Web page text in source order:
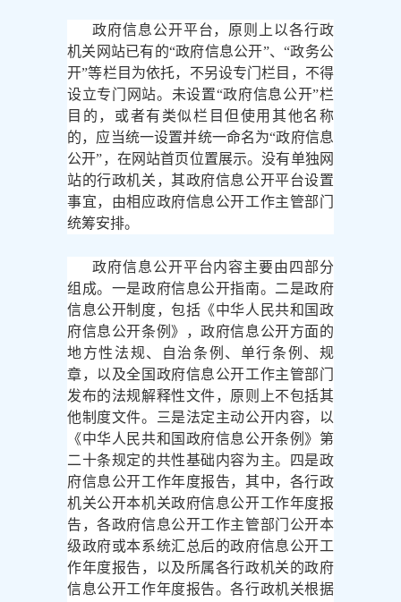
政府信息公开平台，原则上以各行政
机关网站已有的“政府信息公开”、“政务公
开”等栏目为依托，不另设专门栏目，不得
设立专门网站。未设置“政府信息公开”栏
目的，或者有类似栏目但使用其他名称
的，应当统一设置并统一命名为“政府信息
公开”，在网站首页位置展示。没有单独网
站的行政机关，其政府信息公开平台设置
事宜，由相应政府信息公开工作主管部门
统筹安排。
政府信息公开平台内容主要由四部分
组成。一是政府信息公开指南。二是政府
信息公开制度，包括《中华人民共和国政
府信息公开条例》，政府信息公开方面的
地方性法规、自治条例、单行条例、规
章，以及全国政府信息公开工作主管部门
发布的法规解释性文件，原则上不包括其
他制度文件。三是法定主动公开内容，以
《中华人民共和国政府信息公开条例》第
二十条规定的共性基础内容为主。四是政
府信息公开工作年度报告，其中，各行政
机关公开本机关政府信息公开工作年度报
告，各政府信息公开工作主管部门公开本
级政府或本系统汇总后的政府信息公开工
作年度报告，以及所属各行政机关的政府
信息公开工作年度报告。各行政机关根据